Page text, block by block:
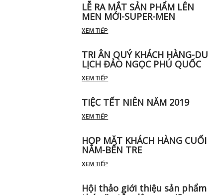
LỄ RA MẮT SẢN PHẨM LÊN
MEN MỚI-SUPER-MEN
XEM TIẾP
TRI ÂN QUÝ KHÁCH HÀNG-DU
LỊCH ĐẢO NGỌC PHÚ QUỐC
XEM TIẾP
TIỆC TẾT NIÊN NĂM 2019
XEM TIẾP
HỌP MẶT KHÁCH HÀNG CUỐI
NĂM-BẾN TRE
XEM TIẾP
Hội thảo giới thiệu sản phẩm